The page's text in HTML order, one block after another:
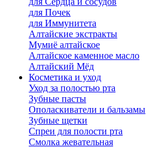
для Почек
для Иммунитета
Алтайские экстракты
Мумиё алтайское
Алтайское каменное масло
Алтайский Мёд
Косметика и уход
Уход за полостью рта
Зубные пасты
Ополаскиватели и бальзамы
Зубные щетки
Спреи для полости рта
Смолка жевательная